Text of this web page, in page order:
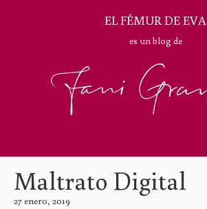
EL FÉMUR DE EVA
es un blog de
Maltrato Digital
27 enero, 2019